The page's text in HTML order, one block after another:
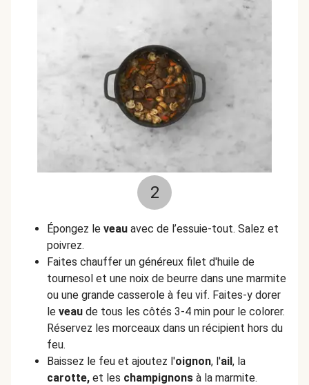
2
Épongez le veau avec de l’essuie-tout. Salez et
poivrez.
Faites chauffer un généreux filet d'huile de
tournesol et une noix de beurre dans une marmite
ou une grande casserole à feu vif. Faites-y dorer
le veau de tous les côtés 3-4 min pour le colorer.
Réservez les morceaux dans un récipient hors du
feu.
Baissez le feu et ajoutez l'oignon, l'ail, la
carotte, et les champignons à la marmite.